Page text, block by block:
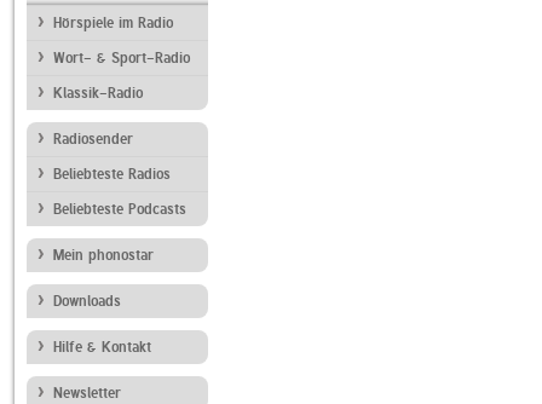
Hörspiele im Radio
Wort- & Sport-Radio
Klassik-Radio
Radiosender
Beliebteste Radios
Beliebteste Podcasts
Mein phonostar
Downloads
Hilfe & Kontakt
Newsletter